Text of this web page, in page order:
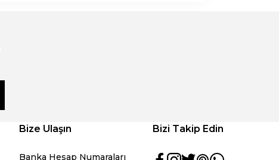
Bize Ulaşın
Banka Hesap Numaraları
Bizi Takip Edin